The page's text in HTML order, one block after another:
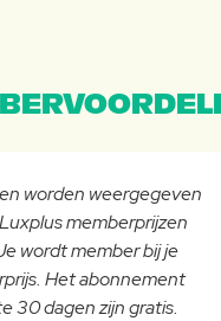
worden weergegeven
memberprijzen
wordt member bij je
Het abonnement
30 dagen zijn gratis.